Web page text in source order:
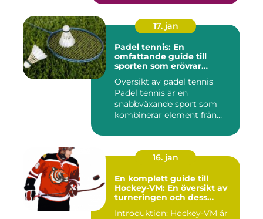
17. jan
Padel tennis: En
omfattande guide till
sporten som erövrar
världen
Översikt av padel tennis
Padel tennis är en
snabbväxande sport som
kombinerar element från
16. jan
En komplett guide till
Hockey-VM: En översikt av
turneringen och dess
Introduktion: Hockey-VM är